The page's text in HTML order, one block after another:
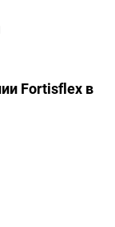
Fortisflex в